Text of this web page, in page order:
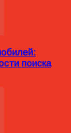
поиска